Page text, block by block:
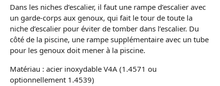
Dans les niches d’escalier, il faut une rampe d’escalier avec
un garde-corps aux genoux, qui fait le tour de toute la
niche d’escalier pour éviter de tomber dans l’escalier. Du
côté de la piscine, une rampe supplémentaire avec un tube
pour les genoux doit mener à la piscine.
Matériau : acier inoxydable V4A (1.4571 ou
optionnellement 1.4539)